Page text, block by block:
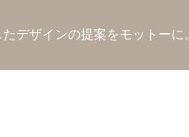
デザインの提案をモットーに。